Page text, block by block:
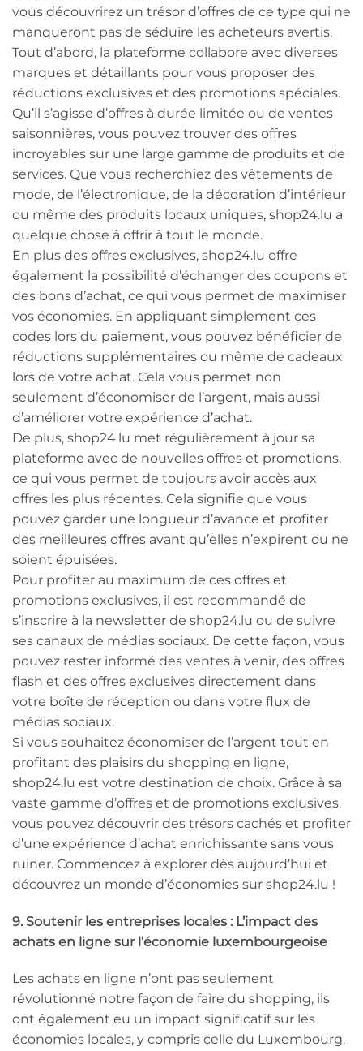
vous découvrirez un trésor d’offres de ce type qui ne
manqueront pas de séduire les acheteurs avertis.
Tout d’abord, la plateforme collabore avec diverses
marques et détaillants pour vous proposer des
réductions exclusives et des promotions spéciales.
Qu’il s’agisse d’offres à durée limitée ou de ventes
saisonnières, vous pouvez trouver des offres
incroyables sur une large gamme de produits et de
services. Que vous recherchiez des vêtements de
mode, de l’électronique, de la décoration d’intérieur
ou même des produits locaux uniques, shop24.lu a
quelque chose à offrir à tout le monde.
En plus des offres exclusives, shop24.lu offre
également la possibilité d’échanger des coupons et
des bons d’achat, ce qui vous permet de maximiser
vos économies. En appliquant simplement ces
codes lors du paiement, vous pouvez bénéficier de
réductions supplémentaires ou même de cadeaux
lors de votre achat. Cela vous permet non
seulement d’économiser de l’argent, mais aussi
d’améliorer votre expérience d’achat.
De plus, shop24.lu met régulièrement à jour sa
plateforme avec de nouvelles offres et promotions,
ce qui vous permet de toujours avoir accès aux
offres les plus récentes. Cela signifie que vous
pouvez garder une longueur d’avance et profiter
des meilleures offres avant qu’elles n’expirent ou ne
soient épuisées.
Pour profiter au maximum de ces offres et
promotions exclusives, il est recommandé de
s’inscrire à la newsletter de shop24.lu ou de suivre
ses canaux de médias sociaux. De cette façon, vous
pouvez rester informé des ventes à venir, des offres
flash et des offres exclusives directement dans
votre boîte de réception ou dans votre flux de
médias sociaux.
Si vous souhaitez économiser de l’argent tout en
profitant des plaisirs du shopping en ligne,
shop24.lu est votre destination de choix. Grâce à sa
vaste gamme d’offres et de promotions exclusives,
vous pouvez découvrir des trésors cachés et profiter
d’une expérience d’achat enrichissante sans vous
ruiner. Commencez à explorer dès aujourd’hui et
découvrez un monde d’économies sur shop24.lu !
9. Soutenir les entreprises locales : L’impact des
achats en ligne sur l’économie luxembourgeoise
Les achats en ligne n’ont pas seulement
révolutionné notre façon de faire du shopping, ils
ont également eu un impact significatif sur les
économies locales, y compris celle du Luxembourg.